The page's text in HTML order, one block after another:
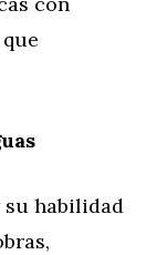
su habilidad